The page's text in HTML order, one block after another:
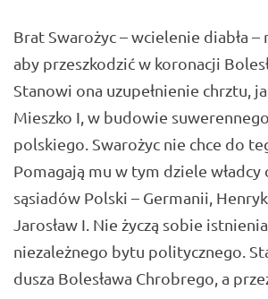
Brat Swarożyc – wcielenie diabła –
aby przeszkodzić w koronacji
Stanowi ona uzupełnienie chrztu,
Mieszko I, w budowie
polskiego. Swarożyc nie chce do
Pomagają mu w tym dziele władcy
sąsiadów Polski – Germanii,
Jarosław I. Nie życzą sobie
niezależnego bytu politycznego.
dusza Bolesława Chrobrego, a